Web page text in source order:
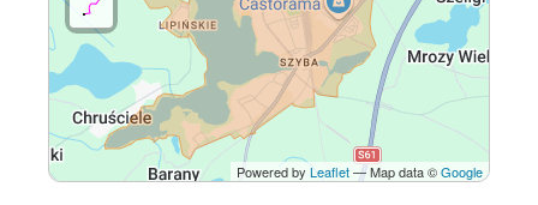
Powered by Leaflet— Map data ©Google